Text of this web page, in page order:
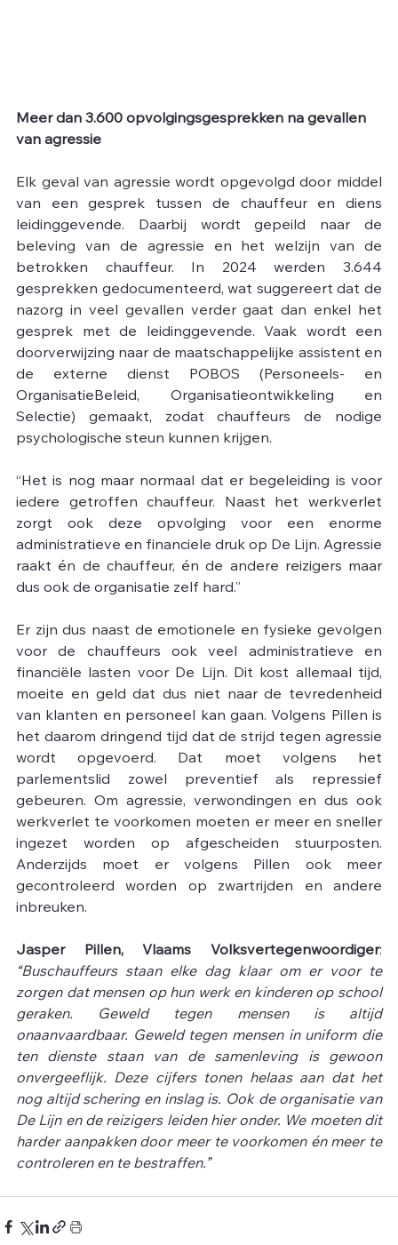
Meer dan 3.600 opvolgingsgesprekken na gevallen
van agressie
Elk geval van agressie wordt opgevolgd door middel
van een gesprek tussen de chauffeur en diens
leidinggevende. Daarbij wordt gepeild naar de
beleving van de agressie en het welzijn van de
betrokken chauffeur. In 2024 werden 3.644
gesprekken gedocumenteerd, wat suggereert dat de
nazorg in veel gevallen verder gaat dan enkel het
gesprek met de leidinggevende. Vaak wordt een
doorverwijzing naar de maatschappelijke assistent en
de externe dienst POBOS (Personeels- en
OrganisatieBeleid, Organisatieontwikkeling en
Selectie) gemaakt, zodat chauffeurs de nodige
psychologische steun kunnen krijgen.
“Het is nog maar normaal dat er begeleiding is voor
iedere getroffen chauffeur. Naast het werkverlet
zorgt ook deze opvolging voor een enorme
administratieve en financiele druk op De Lijn. Agressie
raakt én de chauffeur, én de andere reizigers maar
dus ook de organisatie zelf hard.”
Er zijn dus naast de emotionele en fysieke gevolgen
voor de chauffeurs ook veel administratieve en
financiële lasten voor De Lijn. Dit kost allemaal tijd,
moeite en geld dat dus niet naar de tevredenheid
van klanten en personeel kan gaan. Volgens Pillen is
het daarom dringend tijd dat de strijd tegen agressie
wordt opgevoerd. Dat moet volgens het
parlementslid zowel preventief als repressief
gebeuren. Om agressie, verwondingen en dus ook
werkverlet te voorkomen moeten er meer en sneller
ingezet worden op afgescheiden stuurposten.
Anderzijds moet er volgens Pillen ook meer
gecontroleerd worden op zwartrijden en andere
inbreuken.
Jasper Pillen, Vlaams Volksvertegenwoordiger
“Buschauffeurs staan elke dag klaar om er voor te
zorgen dat mensen op hun werk en kinderen op school
geraken. Geweld tegen mensen is altijd
onaanvaardbaar. Geweld tegen mensen in uniform die
ten dienste staan van de samenleving is gewoon
onvergeeflijk. Deze cijfers tonen helaas aan dat het
nog altijd schering en inslag is. Ook de organisatie van
De Lijn en de reizigers leiden hier onder. We moeten dit
harder aanpakken door meer te voorkomen én meer te
controleren en te bestraffen.”